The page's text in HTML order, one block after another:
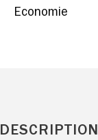
Economie
DESCRIPTION